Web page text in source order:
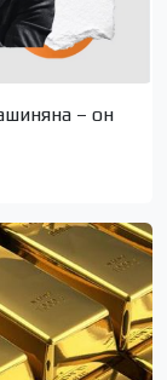
– он